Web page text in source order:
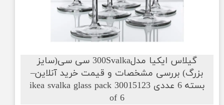
گیلاس ایکیا مدل300Svalka سی سی(سایز
بزرگ) بررسی مشخصات و قیمت خرید آنلاین–
بسته 6 عددی 30015123 ikea svalka glass pack
of 6